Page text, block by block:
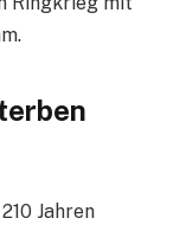
Jahren